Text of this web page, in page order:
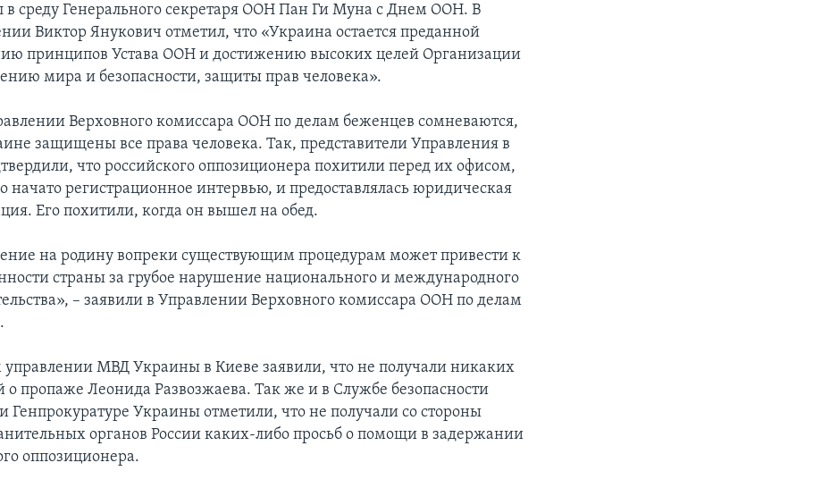
в среду Генерального секретаря ООН Пан Ги Муна с Днем ООН. В
Виктор Янукович отметил, что «Украина остается преданной
принципов Устава ООН и достижению высоких целей Организации
мира и безопасности, защиты прав человека».
Верховного комиссара ООН по делам беженцев сомневаются,
защищены все права человека. Так, представители Управления в
что российского оппозиционера похитили перед их офисом,
начато регистрационное интервью, и предоставлялась юридическая
Его похитили, когда он вышел на обед.
на родину вопреки существующим процедурам может привести к
страны за грубое нарушение национального и международного
– заявили в Управлении Верховного комиссара ООН по делам
управлении МВД Украины в Киеве заявили, что не получали никаких
о пропаже Леонида Развозжаева. Так же и в Службе безопасности
Генпрокуратуре Украины отметили, что не получали со стороны
органов России каких-либо просьб о помощи в задержании
оппозиционера.